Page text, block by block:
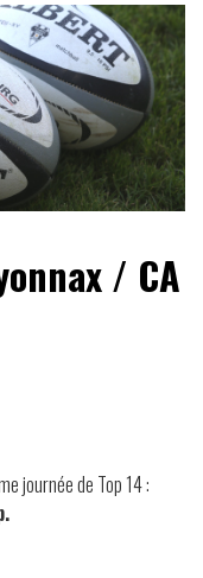
/ CA
journée de Top 14 :